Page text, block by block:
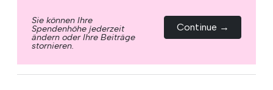
Sie können Ihre
Spendenhöhe jederzeit
ändern oder Ihre Beiträge
stornieren.
Continue →